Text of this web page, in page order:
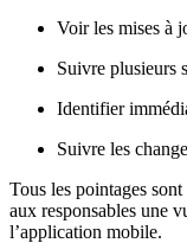
Voir les mises à
Suivre plusieurs
Identifier
Suivre les
Tous les pointages
aux responsables une
l’application mobile.